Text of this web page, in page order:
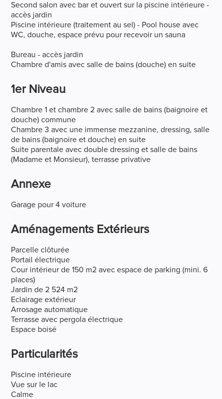
Second salon avec bar et ouvert sur la piscine intérieure -
accès jardin
Piscine intérieure (traitement au sel) - Pool house avec
WC, douche, espace prévu pour recevoir un sauna
Bureau - accès jardin
Chambre d'amis avec salle de bains (douche) en suite
1er Niveau
Chambre 1 et chambre 2 avec salle de bains (baignoire et
douche) commune
Chambre 3 avec une immense mezzanine, dressing, salle
de bains (baignoire et douche) en suite
Suite parentale avec double dressing et salle de bains
(Madame et Monsieur), terrasse privative
Annexe
Garage pour 4 voiture
Aménagements Extérieurs
Parcelle clôturée
Portail électrique
Cour intérieur de 150 m2 avec espace de parking (mini. 6
places)
Jardin de 2 524 m2
Eclairage extérieur
Arrosage automatique
Terrasse avec pergola électrique
Espace boisé
Particularités
Piscine intérieure
Vue sur le lac
Calme